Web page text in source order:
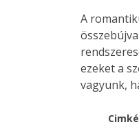
A
ezeket a
vagyunk,